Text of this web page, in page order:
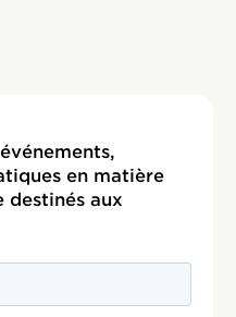
en matière
destinés aux